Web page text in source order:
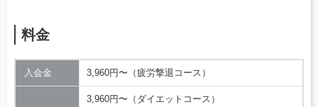
料金
入会金 3,960円〜（疲労撃退コース）
3,960円〜（ダイエットコース）